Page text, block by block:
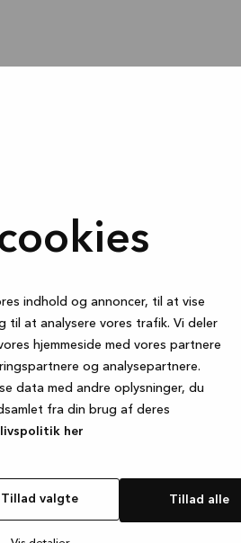
indhold og annoncer, til at vise
til at analysere vores trafik. Vi deler
hjemmeside med vores partnere
og analysepartnere.
data med andre oplysninger, du
fra din brug af deres
her
Tillad valgte Tillad alle
(see the